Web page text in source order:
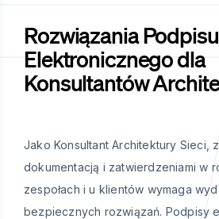
Rozwiązania Podpisu
Elektronicznego dla
Konsultantów
Jako Konsultant Architektury Sieci,
dokumentacją i zatwierdzeniami w
zespołach i u klientów wymaga
bezpiecznych rozwiązań. Podpisy